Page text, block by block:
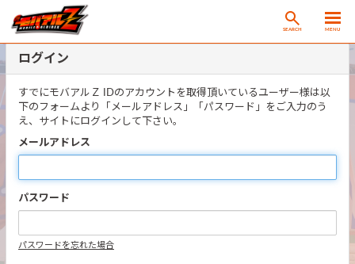
SEARCH MENU
ログイン
すでにモバアルＺ IDのアカウントを取得頂いているユーザー様は以
下のフォームより「メールアドレス」「パスワード」をご入力のう
え、サイトにログインして下さい。
メールアドレス
パスワード
パスワードを忘れた場合